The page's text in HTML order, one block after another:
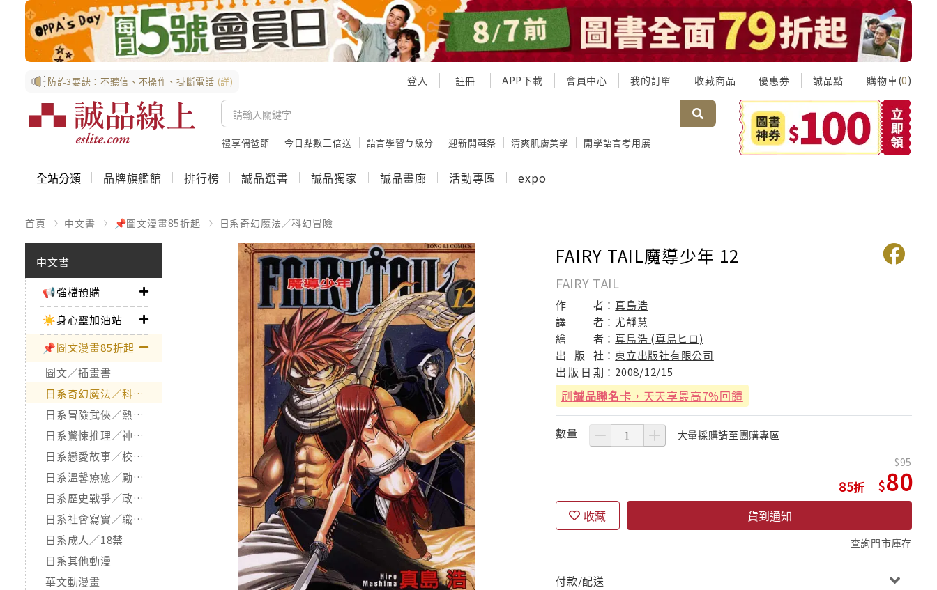
防詐3要訣：不聽信、不操作、掛斷電話 (詳) 登入 註冊 APP下載 會員中心 我的訂單 收藏商品 優惠券 誠品點 購物車(0)
禮享偶爸節 今日點數三倍送 語言學習ㄅ級分 迎新開鞋祭 清爽肌膚美學 開學語言考用展
全站分類 品牌旗艦館 排行榜 誠品選書 誠品獨家 誠品畫廊 活動專區 expo
首頁 中文書 📌圖文漫畫85折起 日系奇幻魔法／科幻冒險
中文書
📢強檔預購
☀️身心靈加油站
📌圖文漫畫85折起
圖文／插畫書
日系奇幻魔法／科幻冒險
日系冒險武俠／熱血運動
日系驚悚推理／神怪靈異
日系戀愛故事／校園青春
日系溫馨療癒／勵志搞笑
日系歷史戰爭／政治宗教
日系社會寫實／職場職人
日系成人／18禁
日系其他動漫
華文動漫畫
FAIRY TAIL魔導少年 12
FAIRY TAIL
作 者：真島浩
譯
者：尤靜慧
繪
者：真島浩 (真島ヒロ)
出
版 社： 東立出版社有限公司
出 版 日 期： 2008/12/15
刷誠品聯名卡 ，天天享最高7%回饋
數量 大量採購請至團購專區
85
95
80
收藏 貨到通知
查詢門市庫存
付款/配送